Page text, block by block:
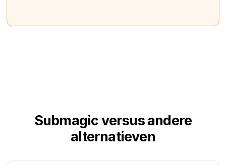
Submagic versus andere
alternatieven